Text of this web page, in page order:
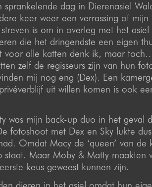
sprankelende dag in Dierenasiel
keer weer een verrassing of mijn
is om in overleg met het
die het dringendste een eigen
voor alle katten denk ik, maar
zelf de regisseurs zijn van hun
mij nog eng (Dex). Een
uit willen komen is ook
was mijn back-up duo in het geval
fotoshoot met Dex en Sky lukte
Omdat Macy de ‘queen’ van de
staat. Maar Moby & Matty maakten
keus geweest kunnen zijn.